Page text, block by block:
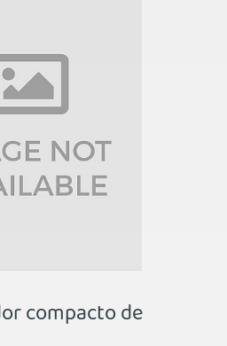
compacto de